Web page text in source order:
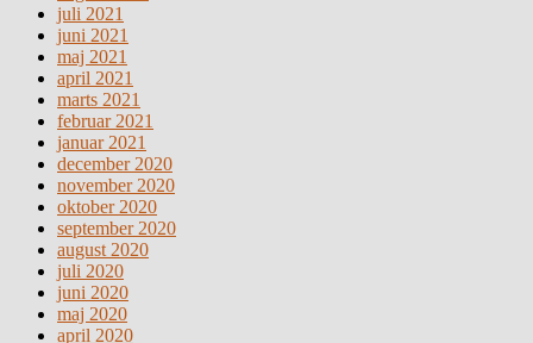
juli 2021
juni 2021
maj 2021
april 2021
marts 2021
februar 2021
januar 2021
december 2020
november 2020
oktober 2020
september 2020
august 2020
juli 2020
juni 2020
maj 2020
april 2020